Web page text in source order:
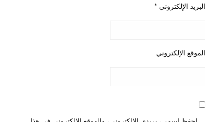
البريد الإلكتروني *
الموقع الإلكتروني